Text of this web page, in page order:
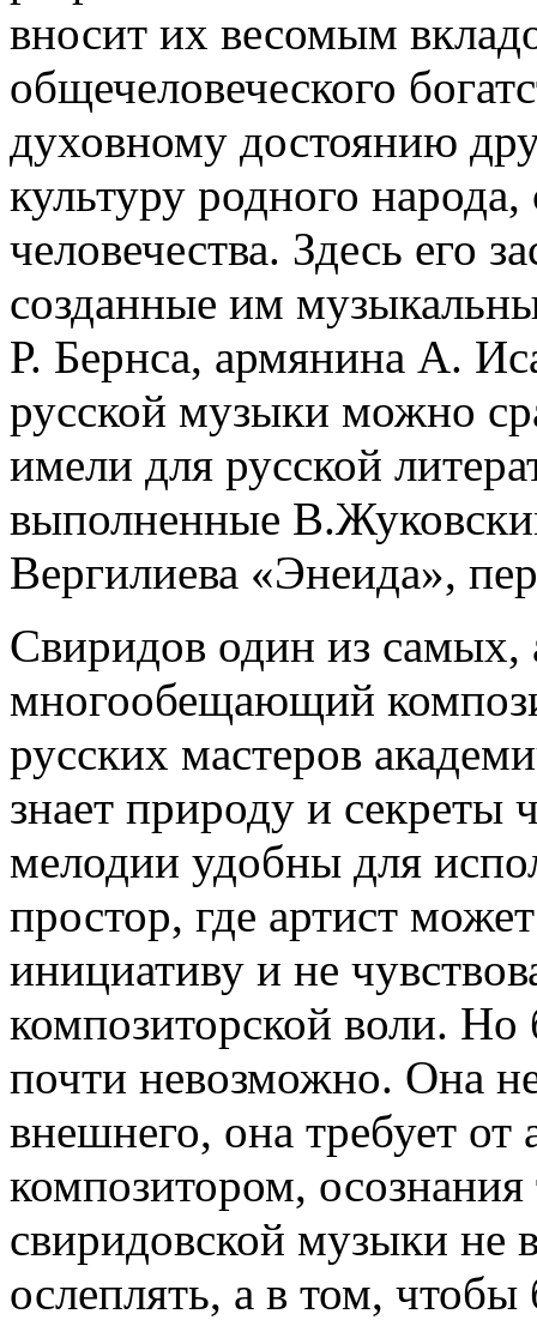
вносит их весомым
общечеловеческого
духовному достоянию
культуру родного
человечества. Здесь его
созданные им
Р. Бернса, армянина А.
русской музыки можно
имели для русской
выполненные
Вергилиева «Энеида»,
Свиридов один из
многообещающий
русских мастеров
знает природу и секреты
мелодии удобны для
простор, где артист
инициативу и не
композиторской воли. Но
почти невозможно. Она
внешнего, она требует от
композитором,
свиридовской музыки не
ослеплять, а в том, чтобы